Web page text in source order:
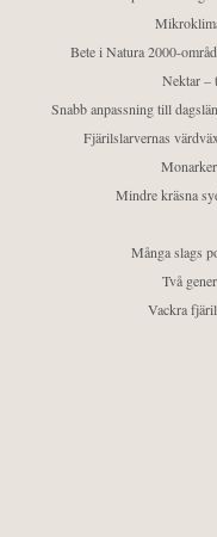
Bete i Natura 2000-
Nektar –
Snabb anpassning till
Fjärilslarvernas
Mindre kräsna
Många slags
Två
Vackra